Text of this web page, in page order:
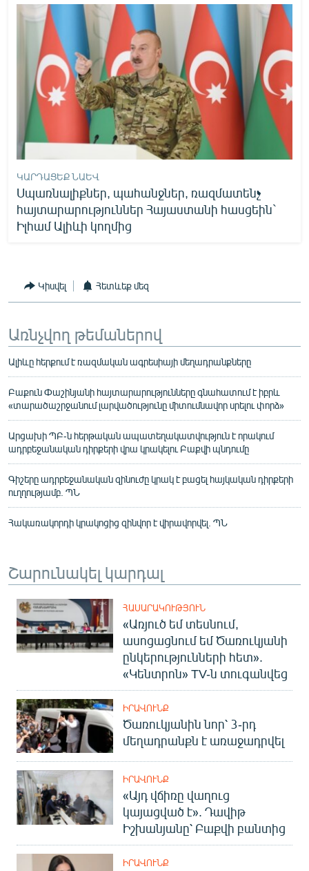
ԿԱՐԴԱՑԵՔ ՆԱԵՎ
Սպառնալիքներ, պահանջներ, ռազմատենչ
հայտարարություններ Հայաստանի հասցեին`
Իլհամ Ալիևի կողմից
Կիսվել Հետևեք մեզ
Առնչվող թեմաներով
Ալիևը հերքում է ռազմական ագրեսիայի մեղադրանքները
Բաքուն Փաշինյանի հայտարարությունները գնահատում է իբրև
«տարածաշրջանում լարվածությունը միտումնավոր սրելու փորձ»
Արցախի ՊԲ-ն հերթական ապատեղակատվություն է որակում
ադրբեջանական դիրքերի վրա կրակելու Բաքվի պնդումը
Գիշերը ադրբեջանական զինուժը կրակ է բացել հայկական դիրքերի
ուղղությամբ. ՊՆ
Հակառակորդի կրակոցից զինվոր է վիրավորվել. ՊՆ
Շարունակել կարդալ
ՀԱՍԱՐԱԿՈՒԹՅՈՒՆ
«Առյուծ եմ տեսնում,
ասոցացնում եմ Ծառուկյանի
ընկերությունների հետ».
«Կենտրոն» TV-ն տուգանվեց
ԻՐԱՎՈՒՆՔ
Ծառուկյանին նոր՝ 3-րդ
մեղադրանքն է առաջադրվել
ԻՐԱՎՈՒՆՔ
«Այդ վճիռը վաղուց
կայացված է». Դավիթ
Իշխանյանը՝ Բաքվի բանտից
ԻՐԱՎՈՒՆՔ